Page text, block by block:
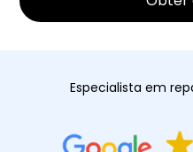
Especialista em